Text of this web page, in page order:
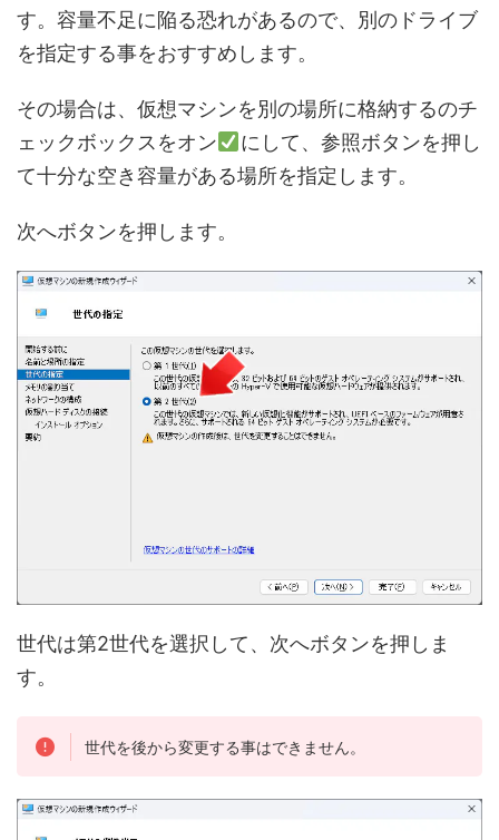
す。容量不足に陥る恐れがあるので、別のドライブ
を指定する事をおすすめします。
その場合は、仮想マシンを別の場所に格納するのチ
ェックボックスをオン
にして、参照ボタンを押し
て十分な空き容量がある場所を指定します。
次へボタンを押します。
世代は第2世代を選択して、次へボタンを押しま
す。
世代を後から変更する事はできません。